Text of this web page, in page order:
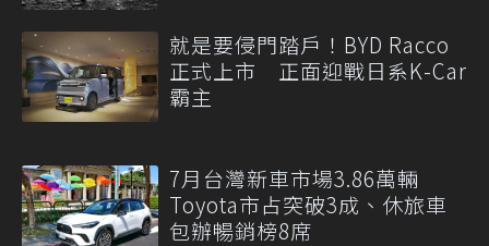
就是要侵門踏戶！BYD Racco
正式上市 正面迎戰日系K-Car
霸主
7月台灣新車市場3.86萬輛
Toyota市占突破3成、休旅車
包辦暢銷榜8席